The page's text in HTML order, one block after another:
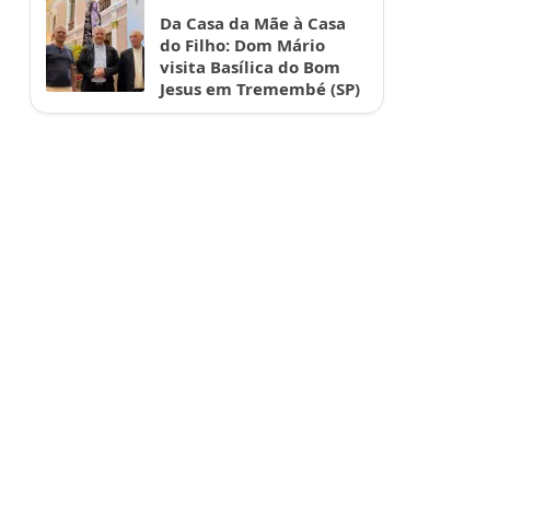
Da Casa da Mãe à Casa
do Filho: Dom Mário
visita Basílica do Bom
Jesus em Tremembé (SP)